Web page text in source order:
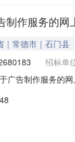
制作服务的
｜常德市｜石门县
招标单
广告制作服务的
时间:-二、采购单